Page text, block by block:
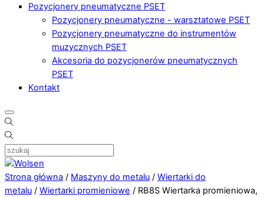
Pozycjonery pneumatyczne PSET
Pozycjonery pneumatyczne - warsztatowe PSET
Pozycjonery pneumatyczne do instrumentów
muzycznych PSET
Akcesoria do pozycjonerów pneumatycznych
PSET
Kontakt
Strona główna / Maszyny do metalu / Wiertarki do
metalu / Wiertarki promieniowe / RB8S Wiertarka promieniowa,